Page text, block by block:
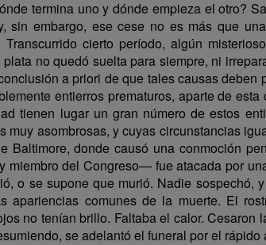
termina uno y dónde empieza el otro?
sin embargo, ese cese no es más que
cierto período, algún
no quedó suelta para siempre, ni
a priori de que tales causas
entierros prematuros, aparte de
tienen lugar un gran número de estos
asombrosas, y cuyas circunstancias
Baltimore, donde causó una conmoción
del Congreso— fue atacada por
o se supone que murió. Nadie
apariencias comunes de la muerte. El
no tenían brillo. Faltaba el calor.
se adelantó el funeral por el